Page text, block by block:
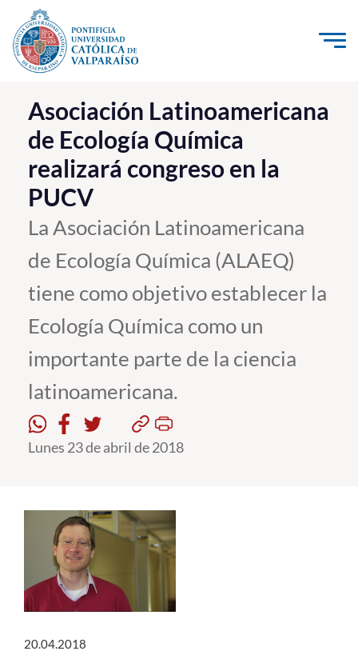
Click acá para ir directamente al contenido
La Universidad
Investigación, Creación e Innovación
PUCV Internacional
Vinculación con el Medio
Admisión
Pregrado
Postgrado
Formación Continua
Estudiantes
Académicos
English
Asociación Latinoamericana
de Ecología Química
realizará congreso en la
PUCV
La Asociación Latinoamericana
de Ecología Química (ALAEQ)
tiene como objetivo establecer la
Ecología Química como un
importante parte de la ciencia
latinoamericana.
Lunes 23 de abril de 2018
20.04.2018